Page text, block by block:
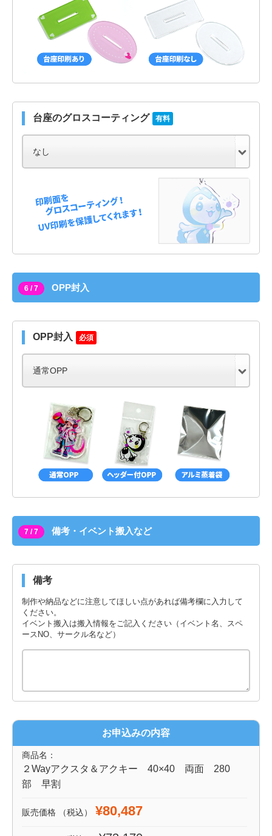
台座のグロスコーティング 有料
6 / 7 OPP封入
OPP封入 必須
7 / 7 備考・イベント搬入など
備考
制作や納品などに注意してほしい点があれば備考欄に入力して
ください。
イベント搬入は搬入情報をご記入ください（イベント名、スペ
ースNO、サークル名など）
お申込みの内容
商品名：
２Wayアクスタ＆アクキー 40×40 両面 280
部 早割
販売価格 （税込） ¥80,487